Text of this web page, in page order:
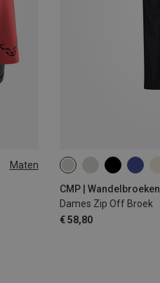
Maten
CMP | Wandelbroeken
Dames Zip Off Broek
€ 58,80